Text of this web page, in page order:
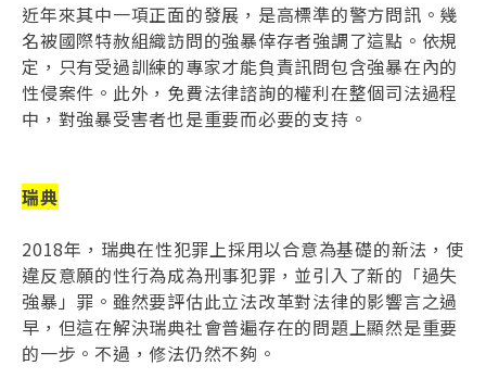
近年來其中一項正面的發展，是高標準的警方問訊。幾
名被國際特赦組織訪問的強暴倖存者強調了這點。依規
定，只有受過訓練的專家才能負責訊問包含強暴在內的
性侵案件。此外，免費法律諮詢的權利在整個司法過程
中，對強暴受害者也是重要而必要的支持。
瑞典
2018年，瑞典在性犯罪上採用以合意為基礎的新法，使
違反意願的性行為成為刑事犯罪，並引入了新的「過失
強暴」罪。雖然要評估此立法改革對法律的影響言之過
早，但這在解決瑞典社會普遍存在的問題上顯然是重要
的一步。不過，修法仍然不夠。